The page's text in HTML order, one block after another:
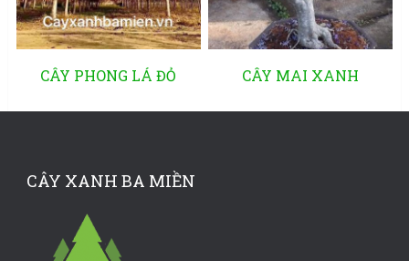
CÂY PHONG LÁ ĐỎ CÂY MAI XANH
CÂY XANH BA MIỀN